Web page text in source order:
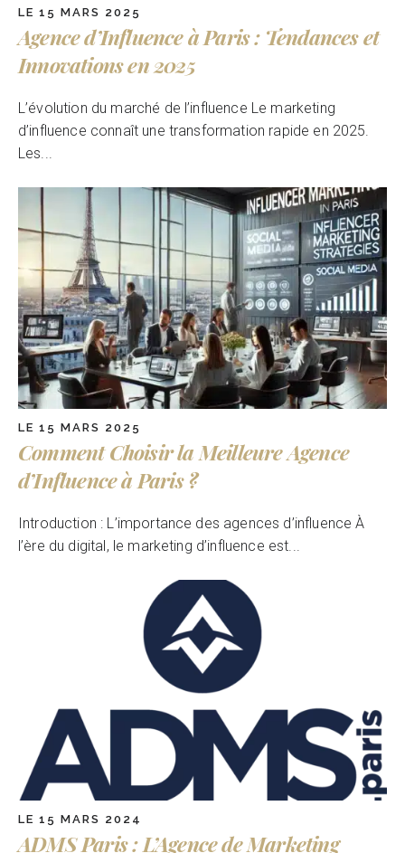
LE 15 MARS 2025
Agence d’Influence à Paris : Tendances et
Innovations en 2025
L’évolution du marché de l’influence Le marketing
d’influence connaît une transformation rapide en 2025.
Les...
LE 15 MARS 2025
Comment Choisir la Meilleure Agence
d’Influence à Paris ?
Introduction : L’importance des agences d’influence À
l’ère du digital, le marketing d’influence est...
LE 15 MARS 2024
ADMS Paris : L’Agence de Marketing